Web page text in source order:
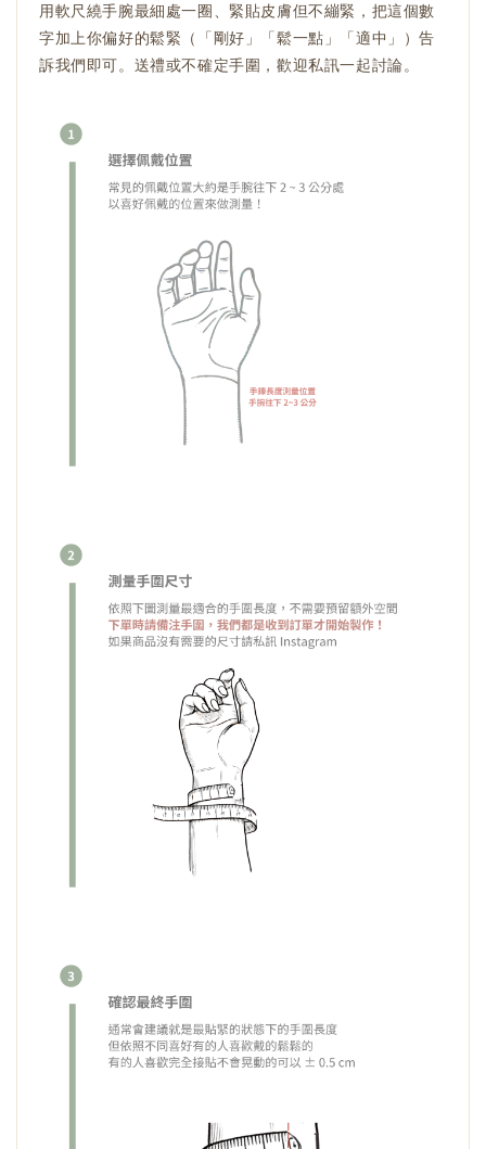
用軟尺繞手腕最細處一圈、緊貼皮膚但不繃緊，把這個數
字加上你偏好的鬆緊（「剛好」「鬆一點」「適中」）告
訴我們即可。送禮或不確定手圍，歡迎私訊一起討論。